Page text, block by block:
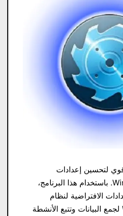
لتحسين إعدادات
الخصوصية في Windows. باستخدام هذا البرنامج،
الافتراضية لنظام
التشغيل Windows 10 لجمع البيانات وتتبع الأنشطة